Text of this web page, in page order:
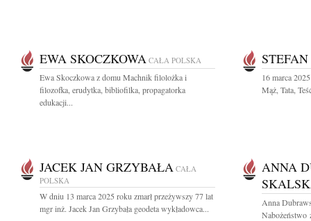
EWA SKOCZKOWA CAŁA POLSKA
Ewa Skoczkowa z domu Machnik filolożka i
filozofka, erudytka, bibliofilka, propagatorka
edukacji...
16 marca
Mąż, Tata,
JACEK JAN GRZYBAŁA CAŁA
POLSKA
W dniu 13 marca 2025 roku zmarł przeżywszy 77 lat
mgr inż. Jacek Jan Grzybała geodeta wykładowca...
ANNA
Anna
Nabożeństwo